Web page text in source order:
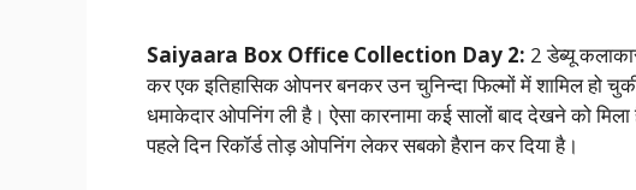
Saiyaara Box Office Collection Day 2: 2 डेब्यू
कर एक इतिहासिक ओपनर बनकर उन चुनिन्दा फिल्मों में शामिल हो
धमाकेदार ओपनिंग ली है। ऐसा कारनामा कई सालों बाद देखने को मिला
पहले दिन रिकॉर्ड तोड़ ओपनिंग लेकर सबको हैरान कर दिया है।